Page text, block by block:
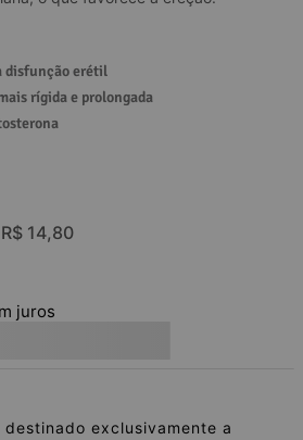
disfunção erétil
rígida e prolongada
R$ 14,80
juros
exclusivamente a